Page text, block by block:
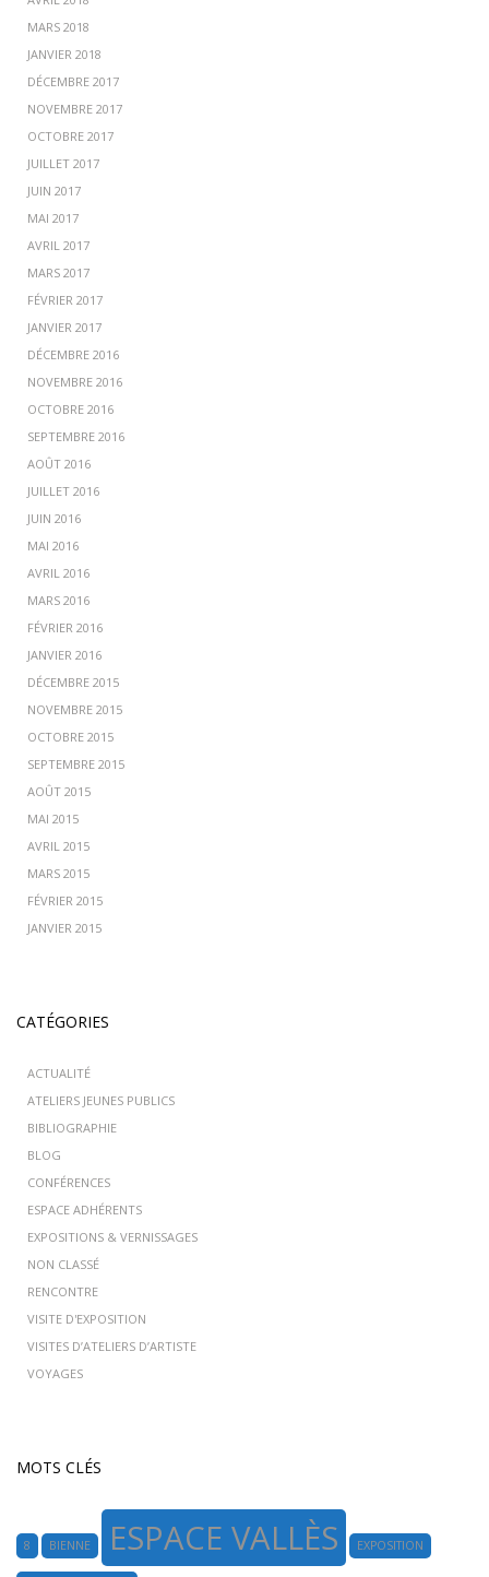
MARS 2018
JANVIER 2018
DÉCEMBRE 2017
NOVEMBRE 2017
OCTOBRE 2017
JUILLET 2017
JUIN 2017
MAI 2017
AVRIL 2017
MARS 2017
FÉVRIER 2017
JANVIER 2017
DÉCEMBRE 2016
NOVEMBRE 2016
OCTOBRE 2016
SEPTEMBRE 2016
AOÛT 2016
JUILLET 2016
JUIN 2016
MAI 2016
AVRIL 2016
MARS 2016
FÉVRIER 2016
JANVIER 2016
DÉCEMBRE 2015
NOVEMBRE 2015
OCTOBRE 2015
SEPTEMBRE 2015
AOÛT 2015
MAI 2015
AVRIL 2015
MARS 2015
FÉVRIER 2015
JANVIER 2015
CATÉGORIES
ACTUALITÉ
ATELIERS JEUNES PUBLICS
BIBLIOGRAPHIE
BLOG
CONFÉRENCES
ESPACE ADHÉRENTS
EXPOSITIONS & VERNISSAGES
NON CLASSÉ
RENCONTRE
VISITE D'EXPOSITION
VISITES D’ATELIERS D’ARTISTE
VOYAGES
MOTS CLÉS
8 BIENNE ESPACE VALLÈS EXPOSITION